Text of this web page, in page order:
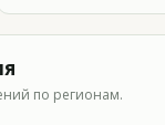
по регионам.